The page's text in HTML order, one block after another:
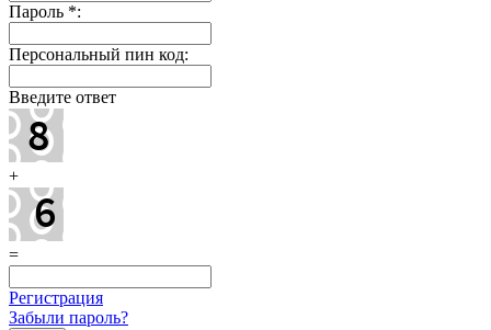
Пароль *:
Персональный пин код:
Введите ответ
+
=
Регистрация
Забыли пароль?